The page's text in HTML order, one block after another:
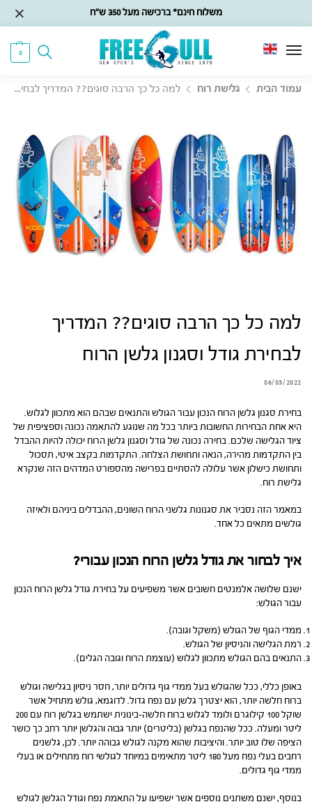
משלוח חינם* ברכישה מעל 350 ש״ח
0
עמוד הבית גלישת רוח למה כל כך הרבה סוגים?? המדריך לבחירת גודל וסגנון גלשן הרוח
למה כל כך הרבה סוגים?? המדריך
לבחירת גודל וסגנון גלשן הרוח
06/03/2022
בחירת סגנון גלשן הרוח הנכון עבור הגולש והתנאים שבהם הוא מתכוון לגלוש.
היא אחת הבחירות החשובות ביותר בכל מה שנוגע להתאמה נכונה וספציפית של
ציוד הגלישה שלכם. בחירה נכונה של גודל וסגנון גלשן הרוח יכולה להיות ההבדל
בין התקדמות מהירה, הנאה ותחושת הצלחה. התקדמות בקצב איטי, תסכול
ותחושת כישלון אשר עלולה להסתיים בפרישה מהספורט המדהים הזה שנקרא
גלישת רוח.
במאמר הזה נסביר את סגנונות גלשני הרוח השונים, ההבדלים ביניהם ולאיזה
גולשים מתאים כל אחד.
איך לבחור את גודל גלשן הרוח הנכון עבורי?
ישנם שלושה אלמנטים חשובים אשר משפיעים על בחירת גודל גלשן הרוח הנכון
עבור הגולש:
ממדי הגוף של הגולש (משקל וגובה).
רמת הגלישה והניסיון של הגולש.
התנאים בהם הגולש מתכוון לגלוש (עוצמת הרוח וגובה הגלים).
באופן כללי, ככל שהגולש בעל ממדי גוף גדולים יותר, חסר ניסיון בגלישה וגולש
ברוח חלשה יותר, הוא יצטרך גלשן עם נפח גדול. לדוגמא, גולש מתחיל אשר
שוקל 100 קילוגרם ולומד לגלוש ברוח חלשה-בינונית ישתמש בגלשן רוח עם 200
ליטר ומעלה. ככל שהנפח בגלשן (בליטרים) יותר גבוה והגלשן יותר רחב כך כושר
הציפה שלו טוב יותר. והיציבות שהוא מקנה לגולש גבוהה יותר. לכן, גלשנים
רחבים בעלי נפח מעל 180 ליטר מתאימים במיוחד לגולשי רוח מתחילים או בעלי
ממדי גוף גדולים.
בנוסף, ישנם משתנים נוספים אשר ישפיעו על התאמת נפח וגודל הגלשן לגולש